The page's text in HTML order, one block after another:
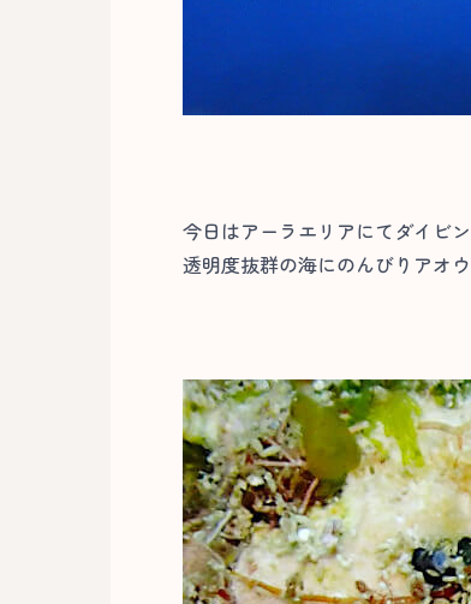
今日はアーラエリアにてダイビン
透明度抜群の海にのんびりアオ